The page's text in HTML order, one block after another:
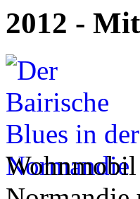
2012 -
Wohnmobil